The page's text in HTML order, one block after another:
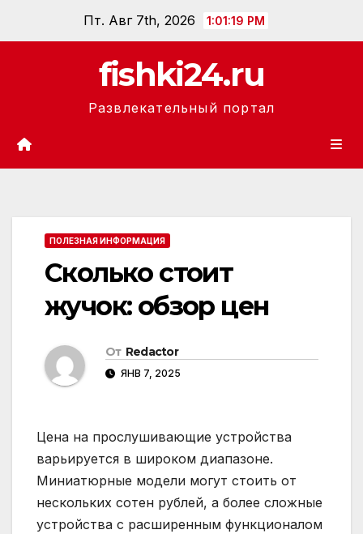
Пт. Авг 7th, 2026 1:01:20 PM
fishki24.ru
Развлекательный портал
ПОЛЕЗНАЯ ИНФОРМАЦИЯ
Сколько стоит
жучок: обзор цен
От Redactor
ЯНВ 7, 2025
Цена на прослушивающие устройства
варьируется в широком диапазоне.
Миниатюрные модели могут стоить от
нескольких сотен рублей, а более сложные
устройства с расширенным функционалом